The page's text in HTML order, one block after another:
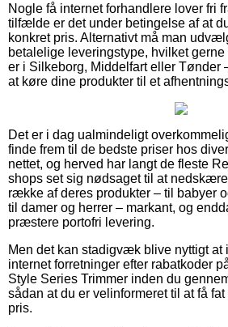
Nogle få internet forhandlere lover fri
tilfælde er det under betingelse af at
konkret pris. Alternativt må man
betalelige leveringstype, hvilket
er i Silkeborg, Middelfart eller Tønder
at køre dine produkter til et
Det er i dag ualmindeligt
finde frem til de bedste priser hos
nettet, og herved har langt de fleste
shops set sig nødsaget til at
række af deres produkter – til babyer
til damer og herrer – markant, og
præstere portofri levering.
Men det kan stadigvæk blive nyttigt at
internet forretninger efter rabatkoder
Style Series Trimmer inden du
sådan at du er velinformeret til at få
pris.